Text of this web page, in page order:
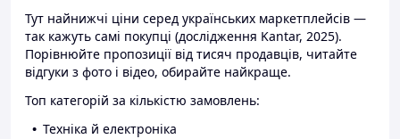
Тут найнижчі ціни серед українських маркетплейсів —
так кажуть самі покупці (дослідження Kantar, 2025).
Порівнюйте пропозиції від тисяч продавців, читайте
відгуки з фото і відео, обирайте найкраще.
Топ категорій за кількістю замовлень:
Техніка й електроніка